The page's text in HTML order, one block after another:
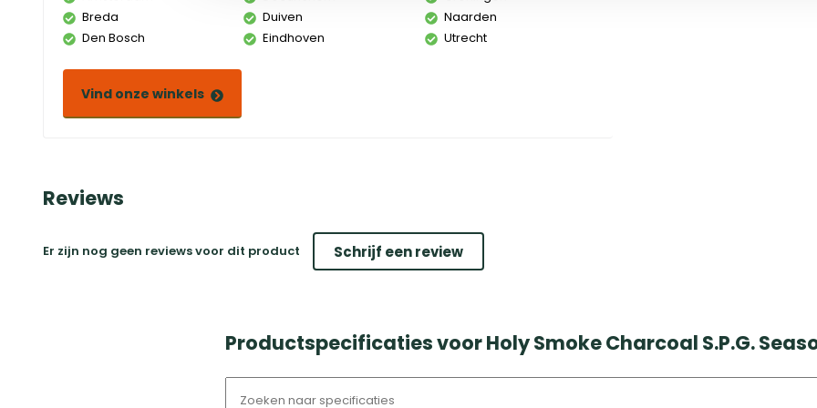
Breda
Den Bosch
Duiven
Eindhoven
Naarden
Utrecht
Vind onze winkels
Reviews
Er zijn nog geen reviews voor dit product Schrijf een review
Productspecificaties voor Holy Smoke Charcoal S.P.G.